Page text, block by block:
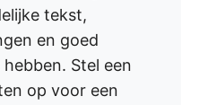
tekst,
en goed
Stel een
op voor een